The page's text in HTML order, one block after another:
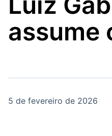
assume
5 de fevereiro de 2026